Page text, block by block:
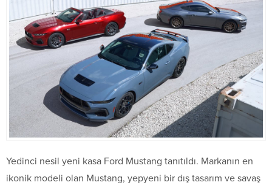
Yedinci nesil yeni kasa Ford Mustang tanıtıldı. Markanın en
ikonik modeli olan Mustang, yepyeni bir dış tasarım ve savaş